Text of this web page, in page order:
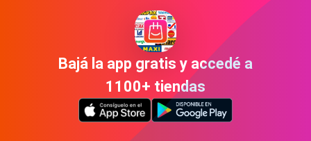
Bajá la app gratis y accedé a
1100+ tiendas